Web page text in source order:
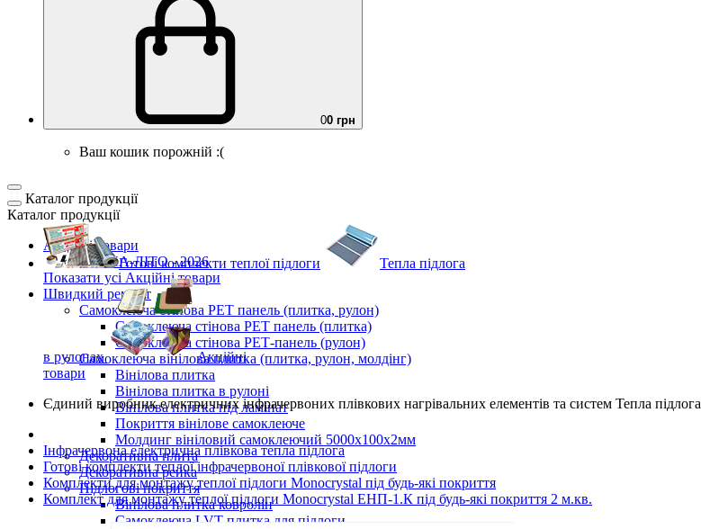
00 грн
Ваш кошик порожній :(
Каталог продукції
Каталог продукції
Акційні товари
ВЕСНА-ЛІТО - 2026
Показати усі Акційні товари
Швидкий ремонт
Самоклеюча стінова PET панель (плитка, рулон)
Самоклеюча стінова PET панель (плитка)
Самоклеюча стінова РЕТ-панель (рулон)
Самоклеюча вінілова плитка (плитка, рулон, молдінг)
Вінілова плитка
Вінілова плитка в рулоні
Вінілова плитка під ламінат
Покриття вінілове самоклеюче
Молдинг вініловий самоклеючий 5000х100х2мм
Декоративна плита
Декоративна рейка
Підлогові покриття
Вінілова плитка ковролін
Самоклеюча LVT плитка для підлоги
Готові комплекти теплої підлоги Тепла підлога
в рулонах
Акційні
товари
Єдиний виробникелектричних інфрачервоних плівкових нагрівальних елементів та систем Тепла підлога
Інфрачервона електрична плівкова тепла підлога
Готові комплекти теплої інфрачервоної плівкової підлоги
Комплекти для монтажу теплої підлоги Monocrystal під будь-які покриття
Комплект для монтажу теплої підлоги Monocrystal ЕНП-1.К під будь-які покриття 2 м.кв.